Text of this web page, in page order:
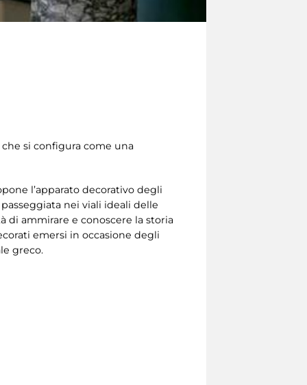
si configura come una
l’apparato decorativo degli
nei viali ideali delle
di ammirare e conoscere la storia
emersi in occasione degli
greco.